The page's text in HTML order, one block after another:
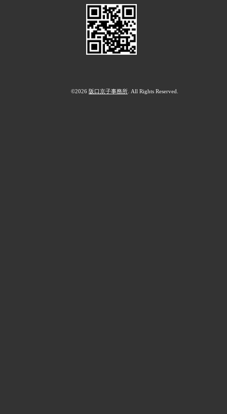
©2026 阪口京子事務所 . All Rights Reserved.